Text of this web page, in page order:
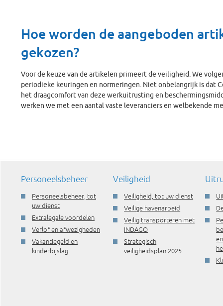
Hoe worden de aangeboden
gekozen?
Voor de keuze van de artikelen primeert de veiligheid. We
periodieke keuringen en normeringen. Niet onbelangrijk is dat
het draagcomfort van deze werkuitrusting en
werken we met een aantal vaste leveranciers en welbekende
Personeelsbeheer
Personeelsbeheer, tot
uw dienst
Extralegale voordelen
Verlof en afwezigheden
Vakantiegeld en
kinderbijslag
Veiligheid
Veiligheid, tot uw dienst
Veilige havenarbeid
Veilig transporteren met
INDAGO
Strategisch
veiligheidsplan 2025
en